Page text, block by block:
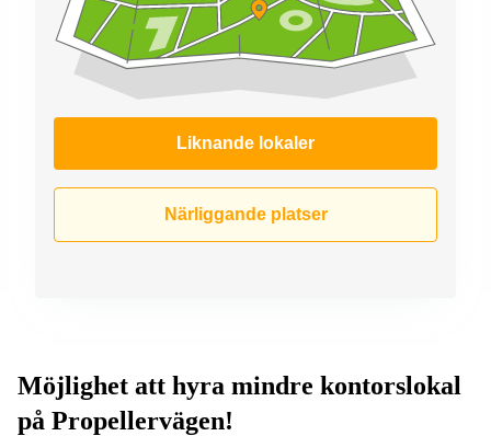
Liknande lokaler
Närliggande platser
Möjlighet att hyra mindre kontorslokal
på Propellervägen!